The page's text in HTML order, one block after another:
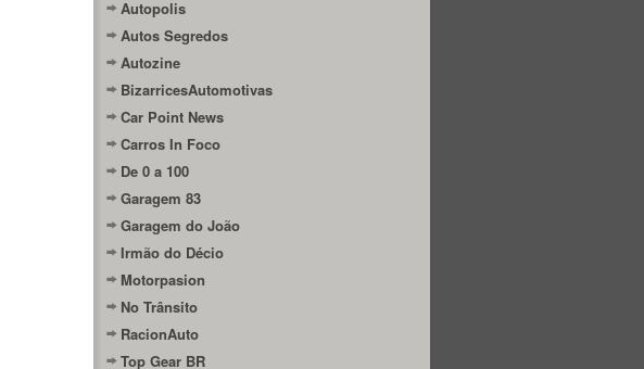
Autopolis
Autos Segredos
Autozine
BizarricesAutomotivas
Car Point News
Carros In Foco
De 0 a 100
Garagem 83
Garagem do João
Irmão do Décio
Motorpasion
No Trânsito
RacionAuto
Top Gear BR